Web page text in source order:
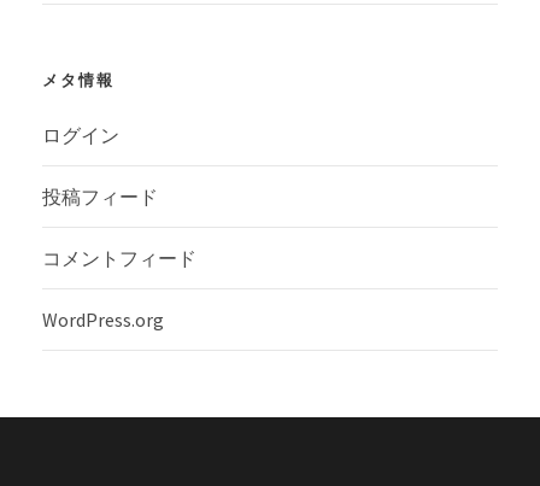
メタ情報
ログイン
投稿フィード
コメントフィード
WordPress.org